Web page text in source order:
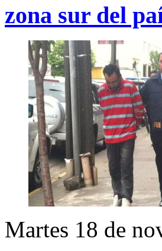
zona sur del
Martes 18 de